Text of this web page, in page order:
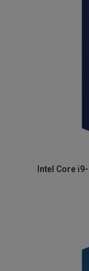
Intel Core